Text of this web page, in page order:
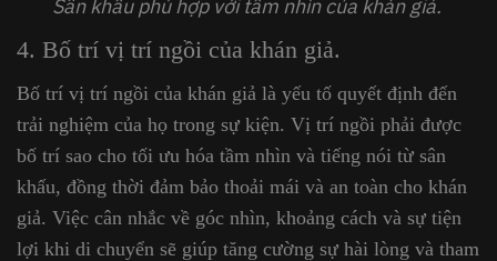
Sân khấu phù hợp với tầm nhìn của khán giả.
4. Bố trí vị trí ngồi của khán giả.
Bố trí vị trí ngồi của khán giả là yếu tố quyết định đến
trải nghiệm của họ trong sự kiện. Vị trí ngồi phải được
bố trí sao cho tối ưu hóa tầm nhìn và tiếng nói từ sân
khấu, đồng thời đảm bảo thoải mái và an toàn cho khán
giả. Việc cân nhắc về góc nhìn, khoảng cách và sự tiện
lợi khi di chuyển sẽ giúp tăng cường sự hài lòng và tham